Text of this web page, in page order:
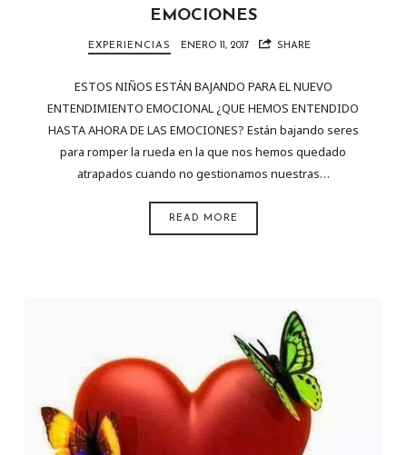
EMOCIONES
EXPERIENCIAS ENERO 11, 2017 SHARE
ESTOS NIÑOS ESTÁN BAJANDO PARA EL NUEVO
ENTENDIMIENTO EMOCIONAL ¿QUE HEMOS ENTENDIDO
HASTA AHORA DE LAS EMOCIONES? Están bajando seres
para romper la rueda en la que nos hemos quedado
atrapados cuando no gestionamos nuestras…
READ MORE